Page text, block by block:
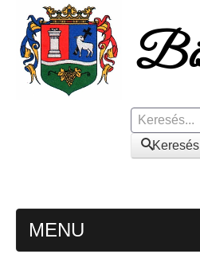
Keresés
Keresés
MENU